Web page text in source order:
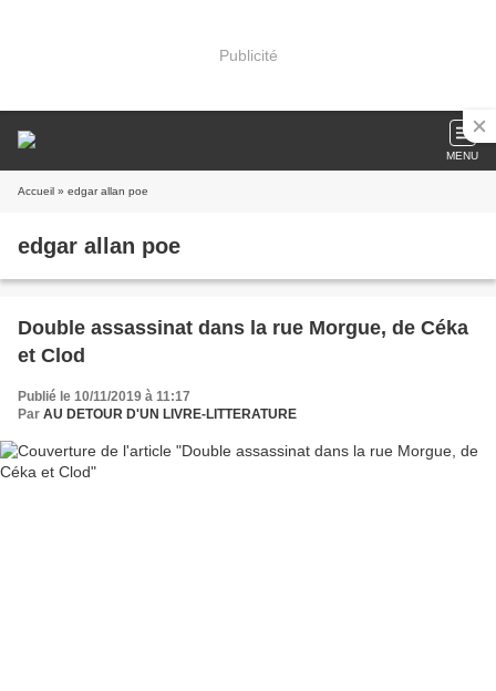
Publicité
MENU
Accueil » edgar allan poe
edgar allan poe
Double assassinat dans la rue Morgue, de Céka
et Clod
Publié le 10/11/2019 à 11:17
Par AU DETOUR D'UN LIVRE-LITTERATURE